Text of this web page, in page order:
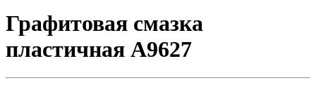
Графитовая смазка
пластичная A9627